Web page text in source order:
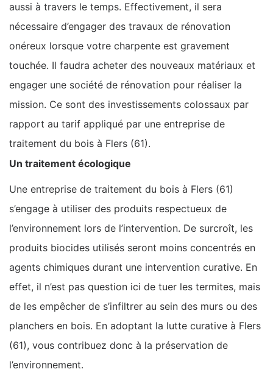
aussi à travers le temps. Effectivement, il sera
nécessaire d’engager des travaux de rénovation
onéreux lorsque votre charpente est gravement
touchée. Il faudra acheter des nouveaux matériaux et
engager une société de rénovation pour réaliser la
mission. Ce sont des investissements colossaux par
rapport au tarif appliqué par une entreprise de
traitement du bois à Flers (61).
Un traitement écologique
Une entreprise de traitement du bois à Flers (61)
s’engage à utiliser des produits respectueux de
l’environnement lors de l’intervention. De surcroît, les
produits biocides utilisés seront moins concentrés en
agents chimiques durant une intervention curative. En
effet, il n’est pas question ici de tuer les termites, mais
de les empêcher de s’infiltrer au sein des murs ou des
planchers en bois. En adoptant la lutte curative à Flers
(61), vous contribuez donc à la préservation de
l’environnement.